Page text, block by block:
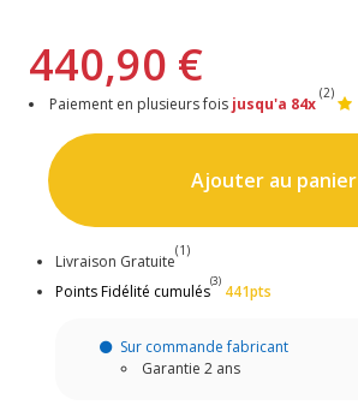
440,90 €
Paiement en plusieurs fois jusqu'a 84x
(2)
Ajouter au panier
Livraison Gratuite
(1)
Points Fidélité cumulés
(3)
441pts
Sur commande fabricant
Garantie 2 ans